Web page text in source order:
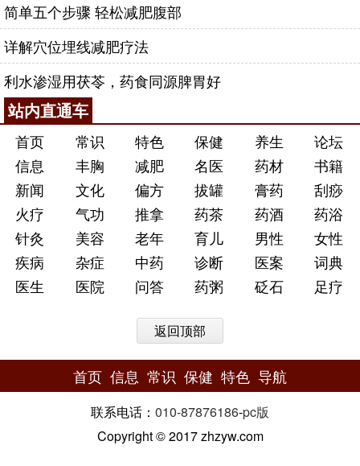
简单五个步骤 轻松减肥腹部
详解穴位埋线减肥疗法
利水渗湿用茯苓，药食同源脾胃好
站内直通车
首页 常识 特色 保健 养生
论坛
信息
丰胸 减肥 名医 药材
书籍
新闻
文化 偏方 拔罐 膏药
刮痧
火疗
气功 推拿 药茶 药酒
药浴
针灸
美容 老年 育儿 男性
女性
疾病
杂症 中药 诊断 医案
词典
医生
医院 问答 药粥 砭石 足疗
返回顶部
首页 信息 常识 保健 特色 导航
联系电话： 010-87876186-pc版
Copyright © 2017 zhzyw.com